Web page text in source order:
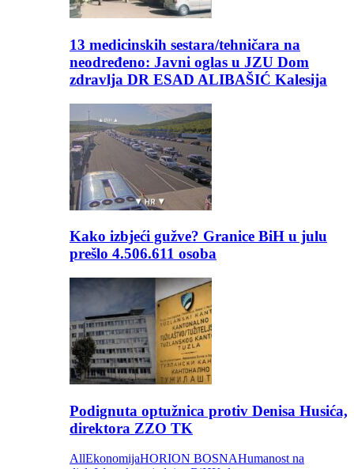
13 medicinskih sestara/tehničara na
neodređeno: Javni oglas u JZU Dom
zdravlja DR ESAD ALIBAŠIĆ Kalesija
Kako izbjeći gužve? Granice BiH u julu
prešlo 4.506.611 osoba
Podignuta optužnica protiv Denisa Husića,
direktora ZZO TK
AllEkonomijaHORION BOSNAHumanost na